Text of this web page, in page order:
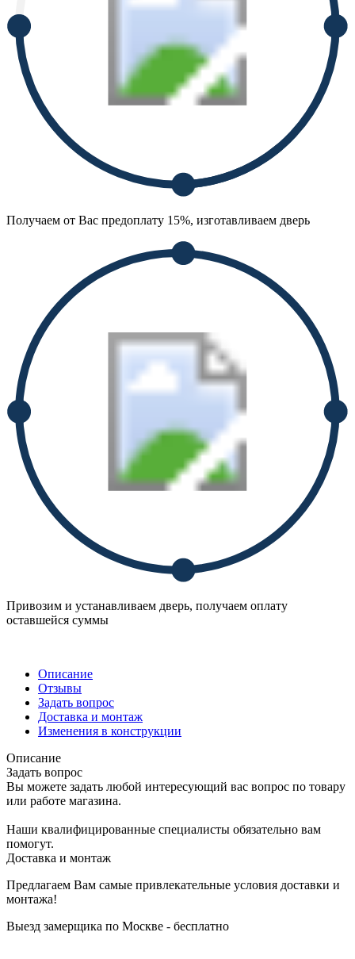
Получаем от Вас предоплату 15%, изготавливаем дверь
Привозим и устанавливаем дверь, получаем оплату
оставшейся суммы
Описание
Отзывы
Задать вопрос
Доставка и монтаж
Изменения в конструкции
Описание
Задать вопрос
Вы можете задать любой интересующий вас вопрос по товару
или работе магазина.
Наши квалифицированные специалисты обязательно вам
помогут.
Доставка и монтаж
Предлагаем Вам самые привлекательные условия доставки и
монтажа!
Выезд замерщика по Москве - бесплатно